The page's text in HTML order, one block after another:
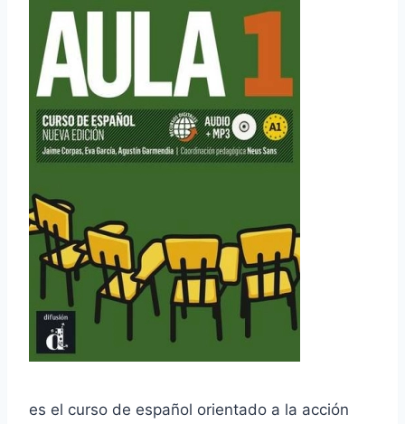
es el curso de español orientado a la acción